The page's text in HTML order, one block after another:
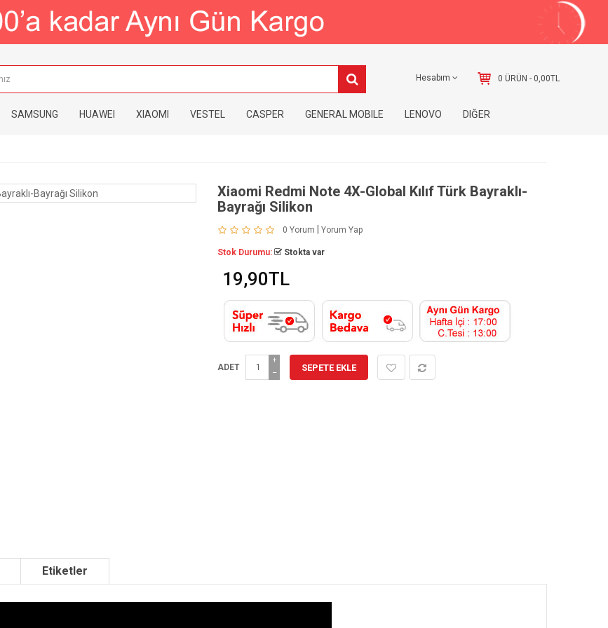
Hesabım 0 ÜRÜN - 0,00TL
SAMSUNG HUAWEI XIAOMI VESTEL CASPER GENERAL MOBILE LENOVO DIĞER
Xiaomi Redmi Note 4X-Global Kılıf Türk Bayraklı-
Bayrağı Silikon
0 Yorum Yorum Yap
Stok Durumu: Stokta var
19,90TL
ADET −
+
Etiketler